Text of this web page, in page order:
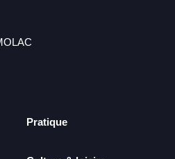
Pratique